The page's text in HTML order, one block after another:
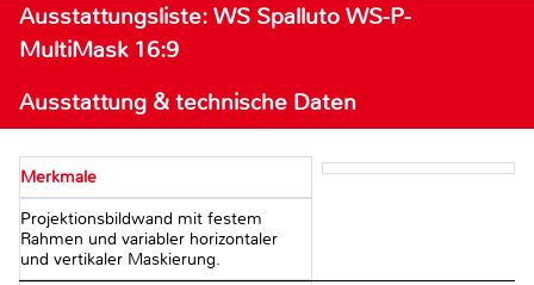
Ausstattungsliste: WS Spalluto WS-P-
MultiMask 16:9
Ausstattung & technische Daten
Merkmale
Projektionsbildwand mit festem
Rahmen und variabler horizontaler
und vertikaler Maskierung.